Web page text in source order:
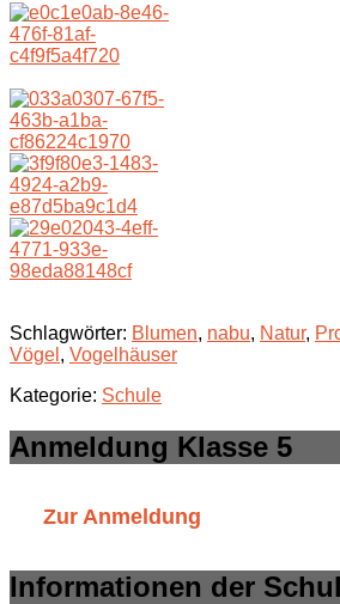
Schlagwörter: Blumen, nabu, Natur,
Vögel , Vogelhäuser
Kategorie: Schule
Anmeldung Klasse 5
Zur Anmeldung
Informationen der